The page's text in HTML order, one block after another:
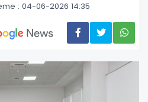
: 04-06-2026 14:35